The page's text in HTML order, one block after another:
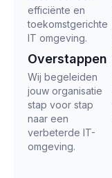
efficiënte en
toekomstgerichte
IT omgeving.
Overstappen
Wij begeleiden
jouw organisatie
stap voor stap
naar een
verbeterde IT-
omgeving.